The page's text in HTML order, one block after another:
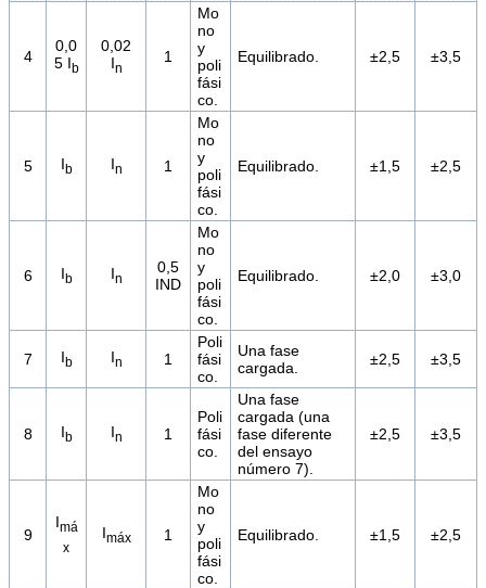
4
0,0
5 Ib
0,02
In
1
Mo
no
y
poli
fási
co.
Equilibrado. ±2,5 ±3,5
5 Ib In 1
Mo
no
y
poli
fási
co.
Equilibrado. ±1,5 ±2,5
6 Ib In
0,5
IND
Mo
no
y
poli
fási
co.
Equilibrado. ±2,0 ±3,0
7 Ib In 1
Poli
fási
co.
Una fase
cargada.
±2,5 ±3,5
8 Ib In 1
Poli
fási
co.
Una fase
cargada (una
fase diferente
del ensayo
número 7).
±2,5 ±3,5
9
Imá
x
Imáx 1
Mo
no
y
poli
fási
co.
Equilibrado. ±1,5 ±2,5